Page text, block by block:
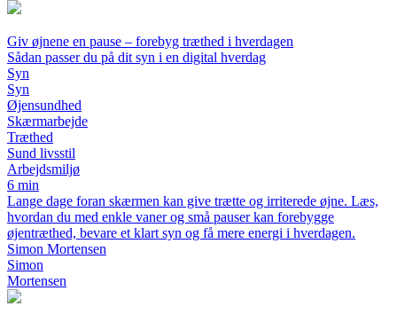
Giv øjnene en pause – forebyg træthed i hverdagen
Sådan passer du på dit syn i en digital hverdag
Syn
Syn
Øjensundhed
Skærmarbejde
Træthed
Sund livsstil
Arbejdsmiljø
6 min
Lange dage foran skærmen kan give trætte og irriterede øjne. Læs,
hvordan du med enkle vaner og små pauser kan forebygge
øjentræthed, bevare et klart syn og få mere energi i hverdagen.
Simon Mortensen
Simon
Mortensen